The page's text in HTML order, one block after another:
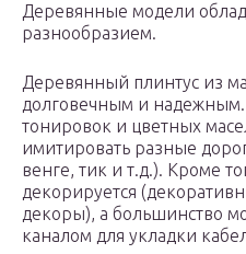
Деревянные модели
разнообразием.
Деревянный плинтус из
долговечным и надежным.
тонировок и цветных
имитировать разные
венге, тик и т.д.). Кроме
декорируется
декоры), а большинство
каналом для укладки